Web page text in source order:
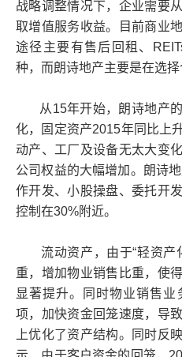
战略调整情况下，企业需要
取增值服务收益。目前商业
途径主要有售后回租、
种，而朗诗地产主要是在选择
从15年开始，朗诗地产的
化，固定资产2015年同比上
动产、工厂及设备无太大变
公司权益的大幅增加。朗诗
作开发、小股操盘、委托开
控制在30%附近。
流动资产，由于“轻资产
重，增加物业销售比重，使
显著提升。同时物业销售
项，加快资金回笼速度，导
上优化了资产结构。同时反